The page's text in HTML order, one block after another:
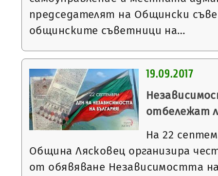
председателят на Общински
общинските съветници на…
19.09.2017
отбележат
На 22
Община Лясковец организира
от обявяване Независимостта